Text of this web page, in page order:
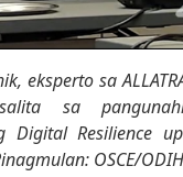
eksperto sa
sa
Digital Resilience
OSCE/